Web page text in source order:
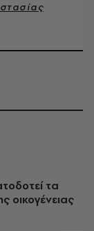
τα
οικογένειας